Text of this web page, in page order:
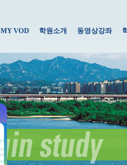
MY VOD 학원소개 동영상강좌